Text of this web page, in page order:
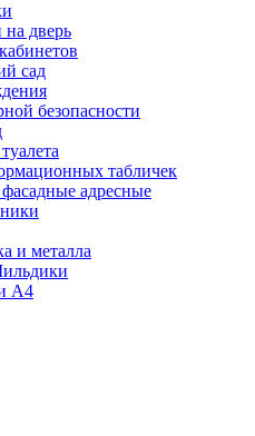
дверь
сад
безопасности
табличек
адресные
и металла
А4